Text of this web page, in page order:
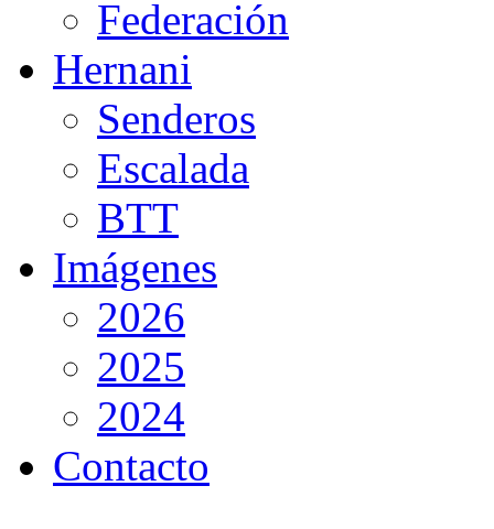
Federación
Hernani
Senderos
Escalada
BTT
Imágenes
2026
2025
2024
Contacto